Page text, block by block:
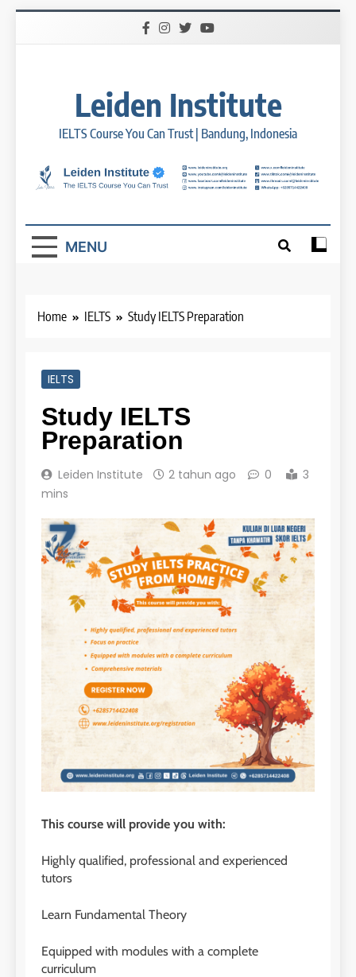
Leiden Institute
IELTS Course You Can Trust | Bandung, Indonesia
MENU
Home IELTS Study IELTS Preparation
IELTS
Study IELTS
Preparation
Leiden Institute 2 tahun ago 0
3
mins
This course will provide you with:
Highly qualified, professional and experienced
tutors
Learn Fundamental Theory
Equipped with modules with a complete
curriculum